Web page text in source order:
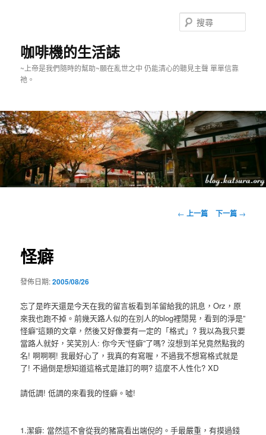
咖啡機的生活誌
~上帝是我們隨時的幫助~願在亂世之中 仍能清心的聽見主聲 單單信靠
祂。
尋
文
← 上一篇 下一篇 →
怪癖
發佈日期:2005/08/26
忘了是昨天還是今天在我的留言板看到羊留給我的訊息，Orz，原
來我也跑不掉。前幾天路人似的在別人的blog裡閒晃，看到的淨是”
怪癖”這類的文章，然後又好像要有一定的「格式」? 我以為我只要
當路人就好，笑笑別人: 你今天”怪癖”了嗎? 沒想到羊兒竟然點我的
名! 啊啊啊! 我最好心了，我真的有寫喔，不過我不想寫格式就是
了! 不過倒是想知道這格式是誰訂的啊? 這麼不人性化? XD
請低調! 低調的來看我的怪癖。噓!
1.潔癖: 當然這不會從我的豬窩看出端倪的。手最嚴重，有摸過錢